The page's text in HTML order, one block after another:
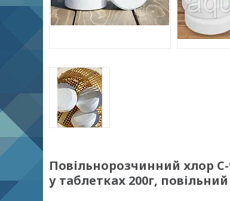
Повільнорозчинний хлор
у таблетках 200г,